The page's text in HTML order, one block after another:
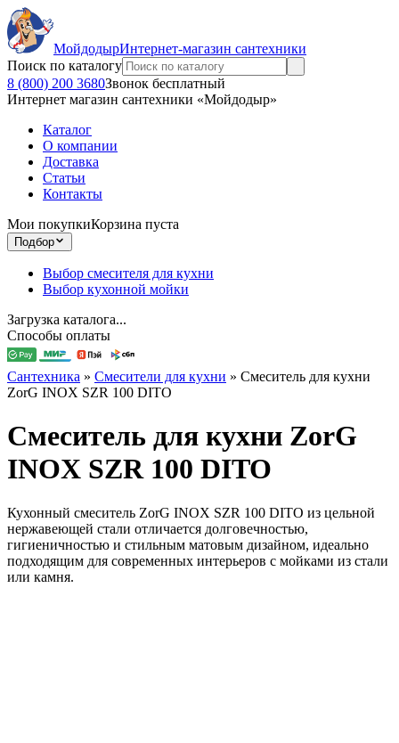
МойдодырИнтернет-магазин сантехники
Поиск по каталогу
8 (800) 200 3680Звонок бесплатный
Интернет магазин сантехники «Мойдодыр»
Каталог
О компании
Доставка
Статьи
Контакты
Мои покупкиКорзина пуста
Подбор
Выбор смесителя для кухни
Выбор кухонной мойки
Загрузка каталога...
Способы оплаты
Сантехника » Смесители для кухни » Смеситель для кухни
ZorG INOX SZR 100 DITO
Смеситель для кухни ZorG
INOX SZR 100 DITO
Кухонный смеситель ZorG INOX SZR 100 DITO из цельной
нержавеющей стали отличается долговечностью,
гигиеничностью и стильным матовым дизайном, идеально
подходящим для современных интерьеров с мойками из стали
или камня.